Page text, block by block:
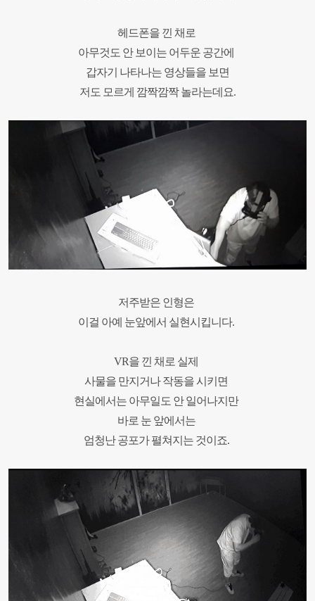
헤드폰을 낀 채로
아무것도 안 보이는 어두운 공간에
갑자기 나타나는 영상들을 보면
저도 모르게 깜짝깜짝 놀라는데요.
저주받은 인형은
이걸 아예 눈앞에서 실현시킵니다.
VR을 낀 채로 실제
사물을 만지거나 작동을 시키면
현실에서는 아무일도 안 일어나지만
바로 눈 앞에서는
엄청난 공포가 펼쳐지는 것이죠.